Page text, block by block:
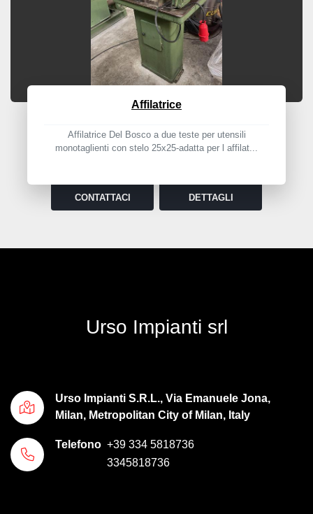
Affilatrice
Affilatrice Del Bosco a due teste per utensili
monotaglienti con stelo 25x25-adatta per l affilat...
CONTATTACI DETTAGLI
Urso Impianti srl
Urso Impianti S.R.L., Via Emanuele Jona,
Milan, Metropolitan City of Milan, Italy
Telefono +39 334 5818736
3345818736